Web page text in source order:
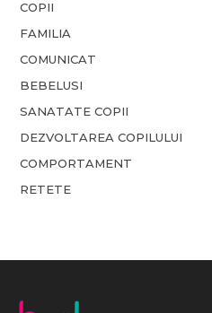
COPII
FAMILIA
COMUNICAT
BEBELUSI
SANATATE COPII
DEZVOLTAREA COPILULUI
COMPORTAMENT
RETETE